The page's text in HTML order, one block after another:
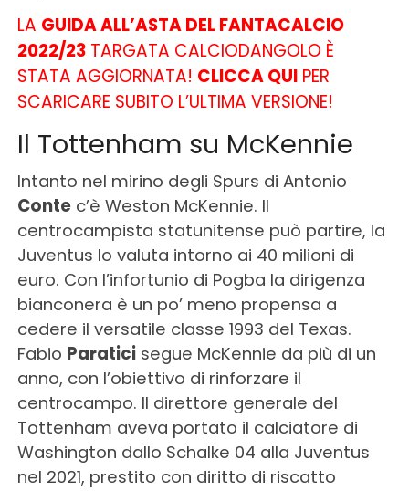
LA GUIDA ALL’ASTA DEL FANTACALCIO
2022/23TARGATA CALCIODANGOLO È
STATA AGGIORNATA! CLICCA QUIPER
SCARICARE SUBITO L’ULTIMA VERSIONE!
Il Tottenham su McKennie
Intanto nel mirino degli Spurs di Antonio
Contec’è Weston McKennie. Il
centrocampista statunitense può partire, la
Juventus lo valuta intorno ai 40 milioni di
euro. Con l’infortunio di Pogba la dirigenza
bianconera è un po’ meno propensa a
cedere il versatile classe 1993 del Texas.
Fabio Paraticisegue McKennie da più di un
anno, con l’obiettivo di rinforzare il
centrocampo. Il direttore generale del
Tottenham aveva portato il calciatore di
Washington dallo Schalke 04 alla Juventus
nel 2021, prestito con diritto di riscatto